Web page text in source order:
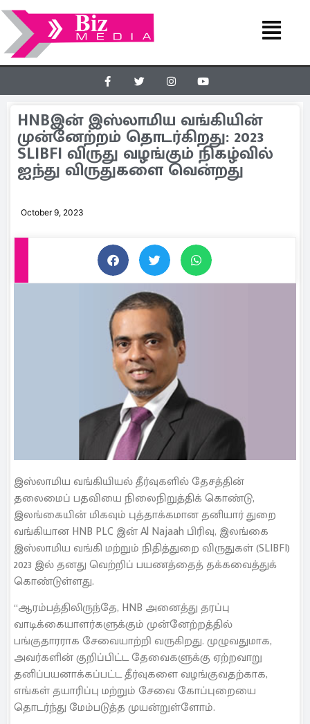
HNBஇன் இஸ்லாமிய வங்கியின்
முன்னேற்றம் தொடர்கிறது: 2023
SLIBFI விருது வழங்கும் நிகழ்வில்
ஐந்து விருதுகளை வென்றது
October 9, 2023
இஸ்லாமிய வங்கியியல் தீர்வுகளில் தேசத்தின்
தலைமைப் பதவியை நிலைநிறுத்திக் கொண்டு,
இலங்கையின் மிகவும் புத்தாக்கமான தனியார் துறை
வங்கியான HNB PLC இன் Al Najaah பிரிவு, இலங்கை
இஸ்லாமிய வங்கி மற்றும் நிதித்துறை விருதுகள் (SLIBFI)
2023 இல் தனது வெற்றிப் பயணத்தைத் தக்கவைத்துக்
கொண்டுள்ளது.
“ஆரம்பத்திலிருந்தே, HNB அனைத்து தரப்பு
வாடிக்கையாளர்களுக்கும் முன்னேற்றத்தில்
பங்குதாரராக சேவையாற்றி வருகிறது. முழுவதுமாக,
அவர்களின் குறிப்பிட்ட தேவைகளுக்கு ஏற்றவாறு
தனிப்பயனாக்கப்பட்ட தீர்வுகளை வழங்குவதற்காக,
எங்கள் தயாரிப்பு மற்றும் சேவை கோப்புறையை
தொடர்ந்து மேம்படுத்த முயன்றுள்ளோம்.